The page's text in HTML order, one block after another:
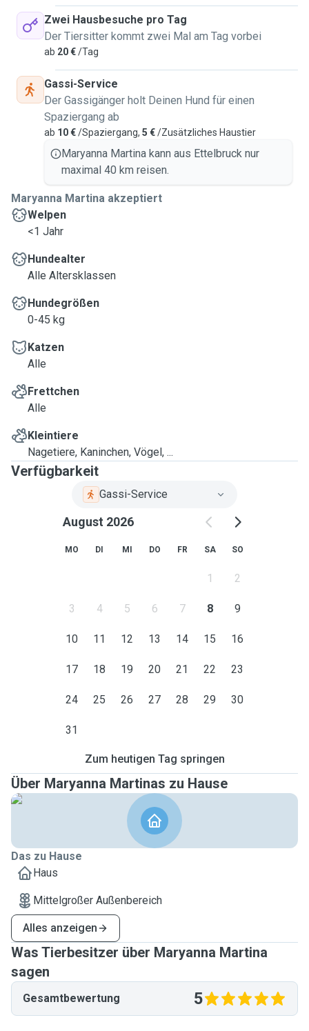
Zwei Hausbesuche pro Tag
Der Tiersitter kommt zwei Mal am Tag vorbei
ab 20 €/Tag
Gassi-Service
Der Gassigänger holt Deinen Hund für einen
Spaziergang ab
ab 10 €/Spaziergang, 5 €/Zusätzliches Haustier
Maryanna Martina kann aus Ettelbruck nur
maximal 40 km reisen.
Maryanna Martina akzeptiert
Welpen
<1 Jahr
Hundealter
Alle Altersklassen
Hundegrößen
0-45 kg
Katzen
Alle
Frettchen
Alle
Kleintiere
Nagetiere, Kaninchen, Vögel, ...
Verfügbarkeit
Gassi-Service
August 2026
MO DI MI DO FR SA SO
1 2
3 4 5 6 7 8 9
10 11 12 13 14 15 16
17 18 19 20 21 22 23
24 25 26 27 28 29 30
31
Zum heutigen Tag springen
Über Maryanna Martinas zu Hause
Das zu Hause
Haus
Mittelgroßer Außenbereich
Alles anzeigen
Was Tierbesitzer über Maryanna Martina
sagen
Gesamtbewertung 5